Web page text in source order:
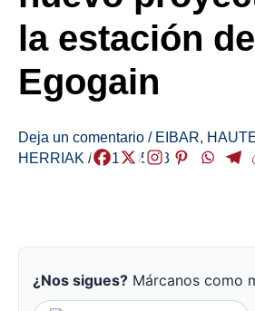
la estación
Egogain
Deja un comentario / EIBAR,
HERRIAK /2019-05-03
¿Nos sigues? Márcanos como